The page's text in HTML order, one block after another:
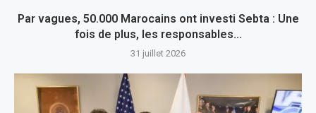
Par vagues, 50.000 Marocains ont investi Sebta : Une
fois de plus, les responsables...
31 juillet 2026